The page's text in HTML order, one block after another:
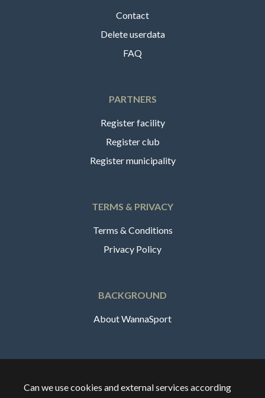
Contact
Delete userdata
FAQ
PARTNERS
Register facility
Register club
Register municipality
TERMS & PRIVACY
Terms & Conditions
Privacy Policy
BACKGROUND
About WannaSport
Can we use cookies and external services according